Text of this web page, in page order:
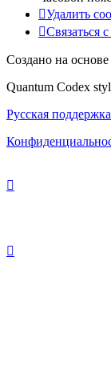
Удалить
Связаться
Создано на основе
Quantum Codex
Русская